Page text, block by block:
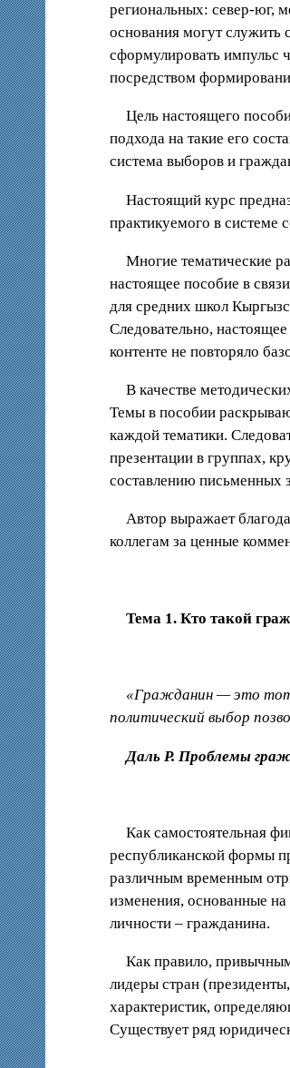
региональных: север-юг,
основания могут служить
сформулировать импульс
посредством
Цель настоящего
подхода на такие его
система выборов и
Настоящий курс
практикуемого в системе
Многие тематические
настоящее пособие в
для средних школ
Следовательно,
контенте не повторяло
В качестве
Темы в пособии
каждой тематики.
презентации в группах,
составлению письменных
Автор выражает
коллегам за ценные
Тема 1. Кто такой
«Гражданин — это
политический выбор
Даль Р. Проблемы
Как самостоятельная
республиканской формы
различным временным
изменения, основанные
личности – гражданина.
Как правило,
лидеры стран
характеристик,
Существует ряд